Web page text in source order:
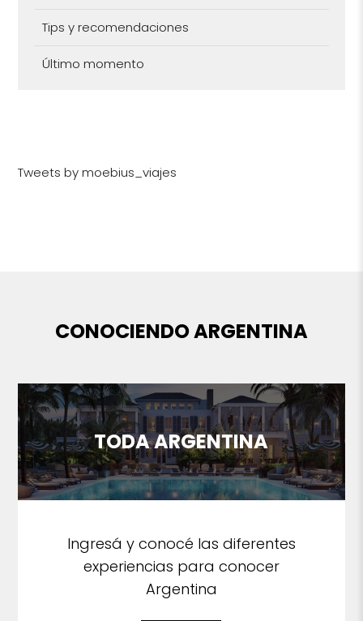
Tips y recomendaciones
Último momento
Tweets by moebius_viajes
CONOCIENDO ARGENTINA
TODA ARGENTINA
Ingresá y conocé las diferentes
experiencias para conocer
Argentina